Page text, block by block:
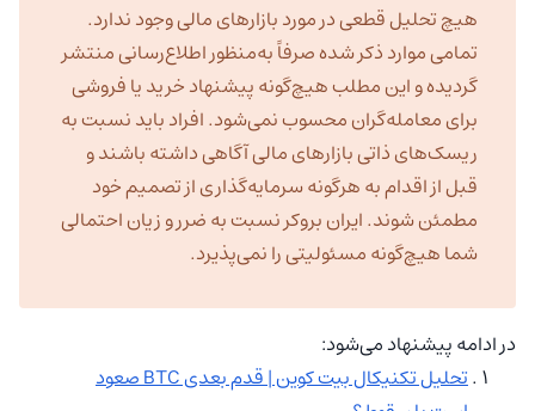
هیچ تحلیل قطعی در مورد بازارهای مالی وجود ندارد.
تمامی موارد ذکر شده صرفاً به‌منظور اطلاع‌رسانی منتشر
گردیده و این مطلب هیچ‌گونه پیشنهاد خرید یا فروشی
برای معامله‌گران محسوب نمی‌شود. افراد باید نسبت به
ریسک‌های ذاتی بازارهای مالی آگاهی داشته باشند و
قبل از اقدام به هرگونه سرمایه‌گذاری از تصمیم خود
مطمئن شوند. ایران بروکر نسبت به ضرر و زیان احتمالی
شما هیچ‌گونه مسئولیتی را نمی‌پذیرد.
در ادامه پیشنهاد می‌شود:
تحلیل تکنیکال بیت کوین | قدم بعدی BTC صعود